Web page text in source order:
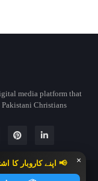
× 📢 اپنے کاروبار کا
media platform that
Christians
Masihi — All